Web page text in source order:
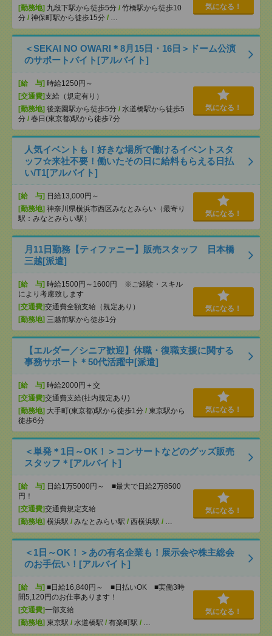
[勤務地] 九段下駅から徒歩5分 / 竹橋駅から徒歩10
分 / 神保町駅から徒歩15分 / …
気になる！
＜SEKAI NO OWARI＊8月15日・16日＞ドーム公演
のサポートバイト[アルバイト]
[給 与] 時給1250円～
[交通費]支給（規定有り）
[勤務地] 後楽園駅から徒歩5分 / 水道橋駅から徒歩5
分 / 春日(東京都)駅から徒歩7分
気になる！
人気イベントも！好きな場所で働けるイベントスタ
ッフ☆来社不要！働いたその日に給料もらえる日払
い/T1[アルバイト]
[給 与] 日給13,000円～
[勤務地] 神奈川県横浜市西区みなとみらい（最寄り
駅：みなとみらい駅）
気になる！
月11日勤務【ティファニー】販売スタッフ 日本橋
三越[派遣]
[給 与] 時給1500円～1600円 ※ご経験・スキル
により考慮致します
[交通費]交通費全額支給（規定あり）
[勤務地] 三越前駅から徒歩1分
気になる！
【エルダー／シニア歓迎】休職・復職支援に関する
事務サポート＊50代活躍中[派遣]
[給 与] 時給2000円＋交
[交通費]交通費支給(社内規定あり)
[勤務地] 大手町(東京都)駅から徒歩1分 / 東京駅から
徒歩6分
気になる！
＜単発＊1日～OK！＞コンサートなどのグッズ販売
スタッフ＊[アルバイト]
[給 与] 日給1万5000円～ ■最大で日給2万8500
円！
[交通費]交通費規定支給
[勤務地] 横浜駅 / みなとみらい駅 / 西横浜駅 / …
気になる！
＜1日～OK！＞あの有名企業も！展示会や株主総会
のお手伝い！[アルバイト]
[給 与] ■日給16,840円～ ■日払いOK ■実働3時
間5,120円のお仕事あります！
[交通費]一部支給
[勤務地] 東京駅 / 水道橋駅 / 有楽町駅 / …
気になる！